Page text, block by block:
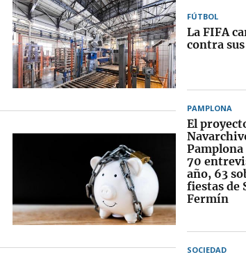
FÚTBOL
La FIFA
contra
PAMPLONA
El
70
año, 63
fiestas de
Fermín
SOCIEDAD